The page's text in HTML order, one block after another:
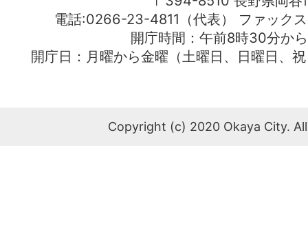
電話:0266-23-4811（代表） ファッ
開庁時間：午前8時30分か
開庁日：月曜から金曜（土曜日、日曜日、
Copyright (c) 2020 Okaya City.